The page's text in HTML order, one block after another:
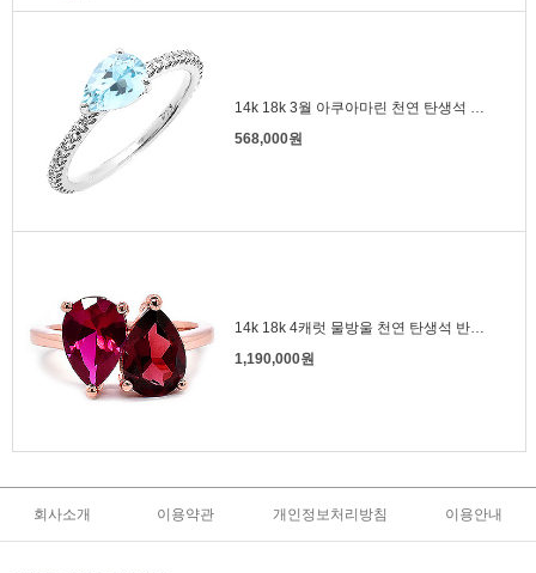
14k 18k 3월 아쿠아마린 천연 탄생석 반지 물방울
568,000원
14k 18k 4캐럿 물방울 천연 탄생석 반지 뚜아에무아
1,190,000원
회사소개 이용약관 개인정보처리방침 이용안내